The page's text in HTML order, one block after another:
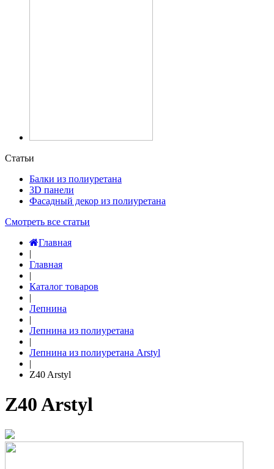
Статьи
Балки из полиуретана
3D панели
Фасадный декор из полиуретана
Смотреть все статьи
Главная
|
Главная
|
Каталог товаров
|
Лепнина
|
Лепнина из полиуретана
|
Лепнина из полиуретана Arstyl
|
Z40 Arstyl
Z40 Arstyl